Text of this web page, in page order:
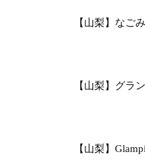
【山梨】なご
【山梨】グラ
【山梨】